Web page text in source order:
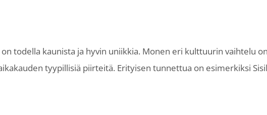
todella kaunista ja hyvin uniikkia. Monen eri kulttuurin vaihtelu
tyypillisiä piirteitä. Erityisen tunnettua on esimerkiksi